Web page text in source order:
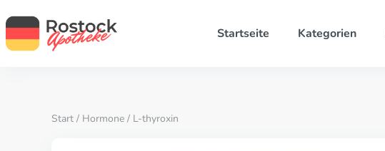
Startseite Kategorien
Start / Hormone / L-thyroxin